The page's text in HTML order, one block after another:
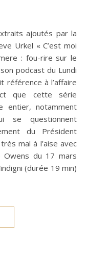
Urkel « C’est moi
: fou-rire sur le
podcast du Lundi
référence à l’affaire
que cette série
entier, notamment
se questionnent
du Président
mal à l’aise avec
Owens du 17 mars
(durée 19 min)